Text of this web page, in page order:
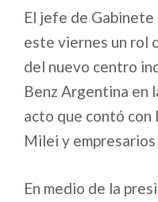
El jefe de
este viernes un rol
del nuevo centro
Benz Argentina en
acto que contó con
Milei y
En medio de la